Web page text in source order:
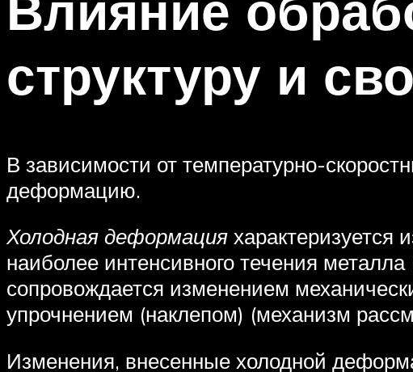
структуру и
В зависимости от температурно-
деформацию.
Холодная деформация
наиболее интенсивного течения
сопровождается изменением
упрочнением (наклепом) (механизм
Изменения, внесенные холодной